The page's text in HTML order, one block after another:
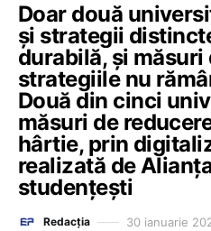
Doar două
și strategii
durabilă, și
strategiile nu
Două din cinci
măsuri de
hârtie, prin
realizată de
studențești
Redacția 30 ianuarie